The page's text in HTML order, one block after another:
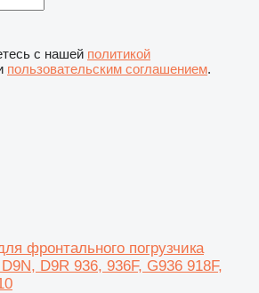
с нашей политикой
пользовательским соглашением.
фронтального погрузчика
D9R 936, 936F, G936 918F,